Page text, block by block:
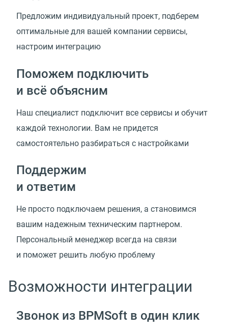
Предложим индивидуальный проект, подберем
оптимальные для вашей компании сервисы,
настроим интеграцию
Поможем подключить
и всё объясним
Наш специалист подключит все сервисы и обучит
каждой технологии. Вам не придется
самостоятельно разбираться с настройками
Поддержим
и ответим
Не просто подключаем решения, а становимся
вашим надежным техническим партнером.
Персональный менеджер всегда на связи
и поможет решить любую проблему
Возможности интеграции
Звонок из BPMSoft в один клик